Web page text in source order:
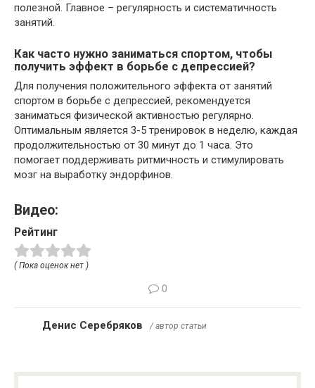
полезной. Главное – регулярность и систематичность
занятий.
Как часто нужно заниматься спортом, чтобы
получить эффект в борьбе с депрессией?
Для получения положительного эффекта от занятий
спортом в борьбе с депрессией, рекомендуется
заниматься физической активностью регулярно.
Оптимальным является 3-5 тренировок в неделю, каждая
продолжительностью от 30 минут до 1 часа. Это
помогает поддерживать ритмичность и стимулировать
мозг на выработку эндорфинов.
Видео:
Рейтинг
( Пока оценок нет )
0
Денис Серебряков / автор статьи